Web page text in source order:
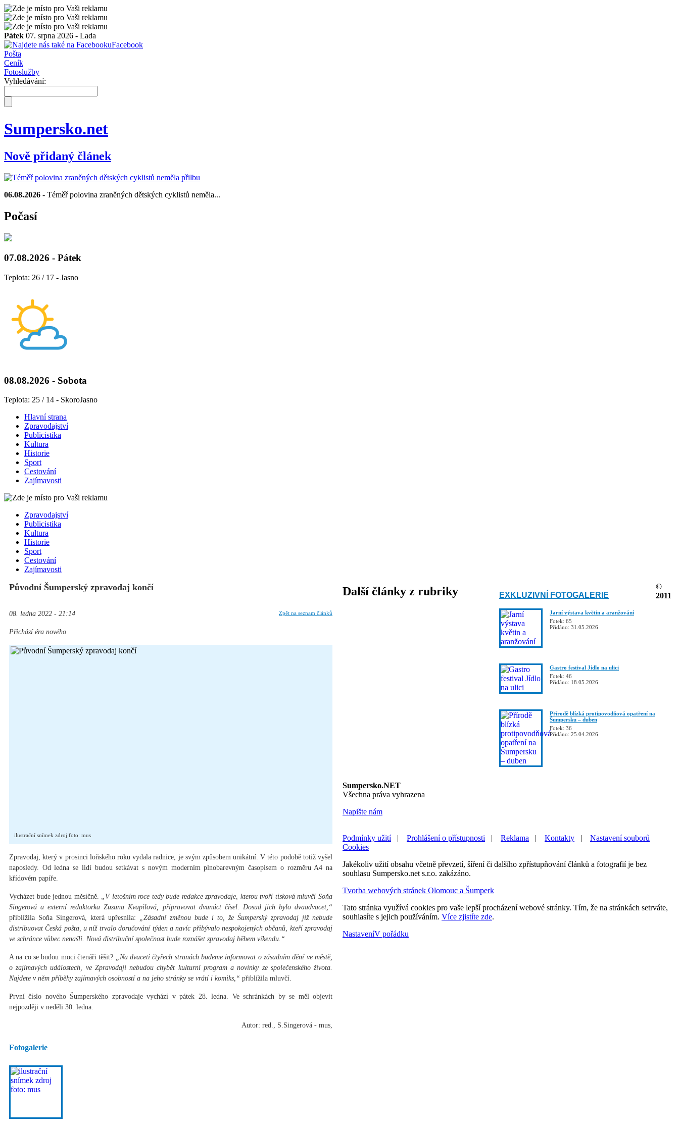
Pátek 07. srpna 2026 - Lada
Facebook
Pošta
Ceník
Fotoslužby
Vyhledávání:
Sumpersko.net
Nově přidaný článek
06.08.2026 - Téměř polovina zraněných dětských cyklistů neměla...
Počasí
07.08.2026 - Pátek
Teplota: 26 / 17 - Jasno
08.08.2026 - Sobota
Teplota: 25 / 14 - SkoroJasno
Hlavní strana
Zpravodajství
Publicistika
Kultura
Historie
Sport
Cestování
Zajímavosti
Zpravodajství
Publicistika
Kultura
Historie
Sport
Cestování
Zajímavosti
Původní Šumperský zpravodaj končí
08. ledna 2022 - 21:14 Zpět na seznam článků
Přichází éra nového
ilustrační snímek zdroj foto: mus
Zpravodaj, který v prosinci loňského roku vydala radnice, je svým způsobem unikátní. V této podobě totiž vyšel
naposledy. Od ledna se lidí budou setkávat s novým moderním plnobarevným časopisem o rozměru A4 na
křídovém papíře.
Vycházet bude jednou měsíčně. „V letošním roce tedy bude redakce zpravodaje, kterou tvoří tisková mluvčí Soňa
Singerová a externí redaktorka Zuzana Kvapilová, připravovat dvanáct čísel. Dosud jich bylo dvaadvacet,“
přiblížila Soňa Singerová, která upřesnila: „Zásadní změnou bude i to, že Šumperský zpravodaj již nebude
distribuovat Česká pošta, u níž trvalo doručování týden a navíc přibývalo nespokojených občanů, kteří zpravodaj
ve schránce vůbec nenašli. Nová distribuční společnost bude roznášet zpravodaj během víkendu.“
A na co se budou moci čtenáři těšit? „Na dvaceti čtyřech stranách budeme informovat o zásadním dění ve městě,
o zajímavých událostech, ve Zpravodaji nebudou chybět kulturní program a novinky ze společenského života.
Najdete v něm příběhy zajímavých osobností a na jeho stránky se vrátí i komiks,“ přiblížila mluvčí.
První číslo nového Šumperského zpravodaje vychází v pátek 28. ledna. Ve schránkách by se měl objevit
nejpozději v neděli 30. ledna.
Autor: red., S.Singerová - mus,
Fotogalerie
Další články z rubriky EXKLUZIVNÍ FOTOGALERIE
Jarní výstava květin a aranžování
Fotek: 65
Přidáno: 31.05.2026
Gastro festival Jídlo na ulici
Fotek: 46
Přidáno: 18.05.2026
Přírodě blízká protipovodňová opatření na
Šumpersku – duben
Fotek: 36
Přidáno: 25.04.2026
©
2011
Sumpersko.NET
Všechna práva vyhrazena
Napište nám
Podmínky užití Prohlášení o přístupnosti Reklama Kontakty
Nastavení souborů
Cookies
Jakékoliv užití obsahu včetně převzetí, šíření či dalšího zpřístupňování článků a fotografií je bez
souhlasu Sumpersko.net s.r.o. zakázáno.
Tvorba webových stránek Olomouc a Šumperk
Tato stránka využívá cookies pro vaše lepší procházení webové stránky. Tím, že na stránkách setrváte,
souhlasíte s jejich používáním. Více zjistíte zde.
NastaveníV pořádku